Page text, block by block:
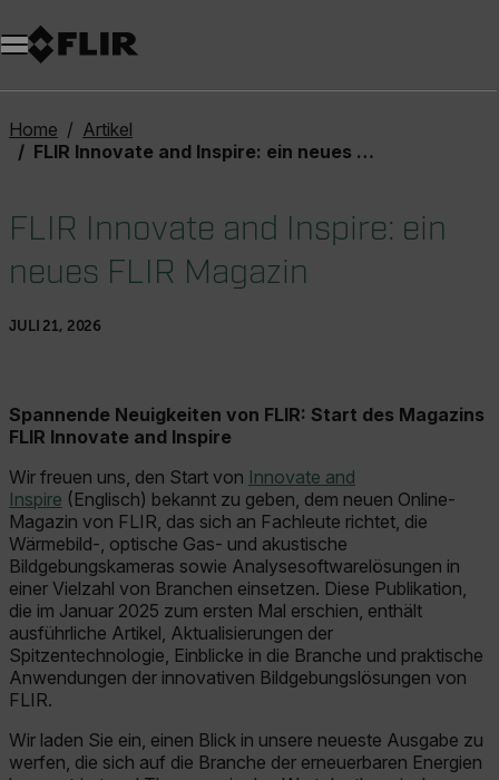
Unread messages
Modell
Entfernen
Elemente
Element
In den Warenkorb
Im Warenkorb
Home
Artikel
FLIR Innovate and Inspire: ein neues FLIR Magazin
FLIR Innovate and Inspire: ein
neues FLIR Magazin
JULI 21, 2026
Spannende Neuigkeiten von FLIR: Start des Magazins
FLIR Innovate and Inspire
Wir freuen uns, den Start von Innovate and
Inspire (Englisch) bekannt zu geben, dem neuen Online-
Magazin von FLIR, das sich an Fachleute richtet, die
Wärmebild-, optische Gas- und akustische
Bildgebungskameras sowie Analysesoftwarelösungen in
einer Vielzahl von Branchen einsetzen. Diese Publikation,
die im Januar 2025 zum ersten Mal erschien, enthält
ausführliche Artikel, Aktualisierungen der
Spitzentechnologie, Einblicke in die Branche und praktische
Anwendungen der innovativen Bildgebungslösungen von
FLIR.
Wir laden Sie ein, einen Blick in unsere neueste Ausgabe zu
werfen, die sich auf die Branche der erneuerbaren Energien